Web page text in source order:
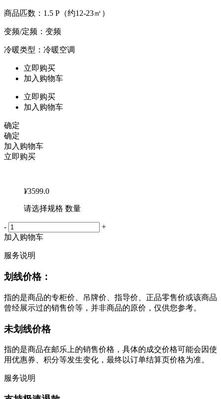
商品匹数：1.5 P（约12-23㎡）
变频/定频：变频
冷暖类型：冷暖空调
立即购买
加入购物车
立即购买
加入购物车
确定
确定
加入购物车
立即购买
¥3599.0
请选择规格 数量
-
+
加入购物车
服务说明
划线价格：
指的是商品的专柜价、吊牌价、指导价、正品零售价或该商品
曾经展示过的销售价等，并非商品的原价，仅供您参考。
未划线价格
指的是商品在邮乐上的销售价格，具体的成交价格可能会因使
用优惠券、积分等发生变化，最终以订单结算页价格为准。
服务说明